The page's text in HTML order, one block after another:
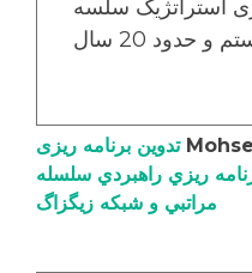
استراتژیک سلسه
مراتبی و منظر برازنده هستم و حدود 20 سال
تدوین برنامه ریزی
ریزي راهبردي سلسله
مراتبي و شبکه زیگزاگ